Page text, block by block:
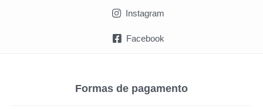
Instagram
Facebook
Formas de pagamento